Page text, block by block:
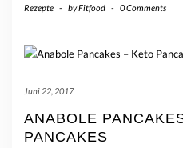
Rezepte - byFitfood - 0 Comments
Juni 22, 2017
ANABOLE
PANCAKES